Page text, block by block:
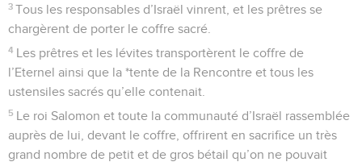
3 Tous les responsables d’Israël vinrent, et les prêtres se
chargèrent de porter le coffre sacré.
4 Les prêtres et les lévites transportèrent le coffre de
l’Eternel ainsi que la *tente de la Rencontre et tous les
ustensiles sacrés qu’elle contenait.
5 Le roi Salomon et toute la communauté d’Israël rassemblée
auprès de lui, devant le coffre, offrirent en sacrifice un très
grand nombre de petit et de gros bétail qu’on ne pouvait